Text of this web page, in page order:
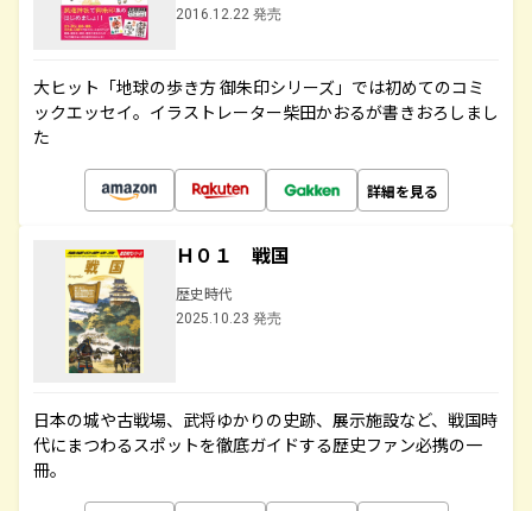
2016.12.22 発売
大ヒット「地球の歩き方 御朱印シリーズ」では初めてのコミ
ックエッセイ。イラストレーター柴田かおるが書きおろしまし
た
詳細を見る
Ｈ０１ 戦国
歴史時代
2025.10.23 発売
日本の城や古戦場、武将ゆかりの史跡、展示施設など、戦国時
代にまつわるスポットを徹底ガイドする歴史ファン必携の一
冊。